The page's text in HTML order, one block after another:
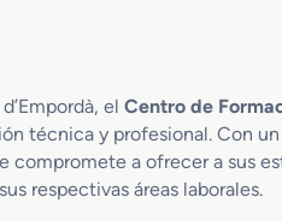
el Centro de
técnica y profesional. Con
compromete a ofrecer a sus
respectivas áreas laborales.